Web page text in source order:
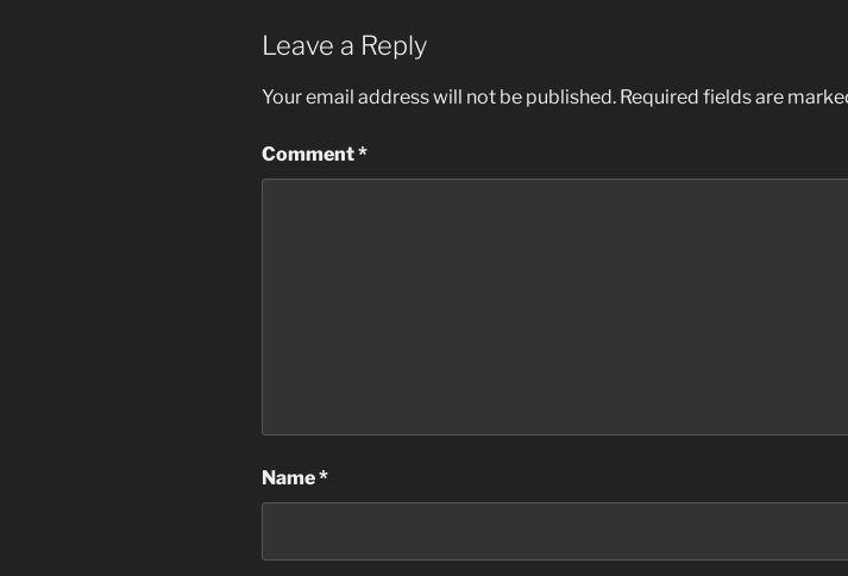
Leave a Reply
Your email address will not be published. Required fields are
Comment*
Name*